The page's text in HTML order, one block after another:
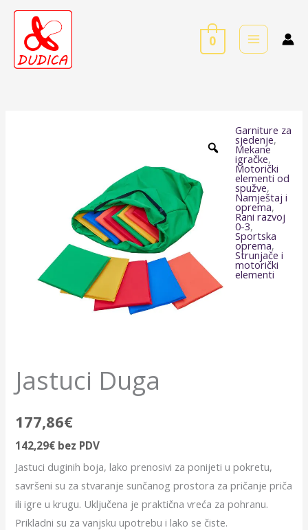
Skip
content
0
Garniture za
sjedenje,
Mekane
igračke,
Motorički
elementi od
spužve,
Namještaj i
oprema,
Rani razvoj
0-3,
Sportska
oprema,
Strunjače i
motorički
elementi
Jastuci Duga
177,86€
142,29€ bez PDV
Jastuci duginih boja, lako prenosivi za ponijeti u pokretu,
savršeni su za stvaranje sunčanog prostora za pričanje priča
ili igre u krugu. Uključena je praktična vreća za pohranu.
Prikladni su za vanjsku upotrebu i lako se čiste.